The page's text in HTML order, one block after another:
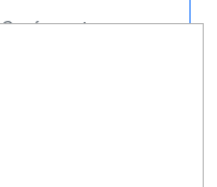
Conferencias